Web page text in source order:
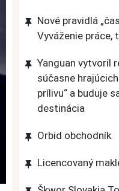
Nové pravidlá
Vyváženie práce,
Yanguan vytvoril
súčasne
prílivu“ a buduje
destinácia
Orbid obchodník
Licencovaný